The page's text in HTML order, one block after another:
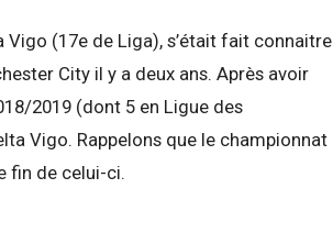
Vigo (17e de Liga), s’était fait connaitre
City il y a deux ans. Après avoir
2019 (dont 5 en Ligue des
Vigo. Rappelons que le championnat
fin de celui-ci.